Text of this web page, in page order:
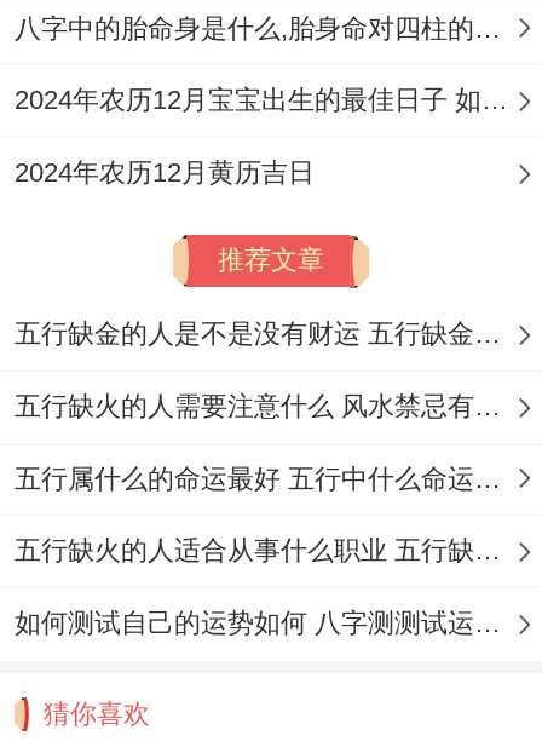
婚，拆墙、养殖，下葬、投资，分手...
今日忌:钓鱼、赴任、入学！此日适宜范围广
泛，格外适合举办各类庆典活动，如婚礼、
2026年3月30日（农历二月十二 癸卯日）
此日值神为明堂,为黄道吉日！干支为癸卯;
南，今日宜于:结婚，开业、装修，乔迁、签
合同，开张、迁坟，签约、交房，进宅、领
门，买房、买车，钓鱼、投资，安坟、复
出门，入殓。
八字中的胎命身是什么,胎身命对四柱的影响
2024年农历12月宝宝出生的最佳日子 如何挑选适合的吉日
2024年农历12月黄历吉日
推荐文章
五行缺金的人是不是没有财运 五行缺金的人命运好不好
五行缺火的人需要注意什么 风水禁忌有哪些
五行属什么的命运最好 五行中什么命运势旺盛
五行缺火的人适合从事什么职业 五行缺火的人适合从事的职业有哪些
如何测试自己的运势如何 八字测测试运运程
猜你喜欢